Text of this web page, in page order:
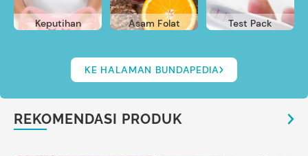
Keputihan Asam Folat Test Pack
KE HALAMAN BUNDAPEDIA
REKOMENDASI PRODUK